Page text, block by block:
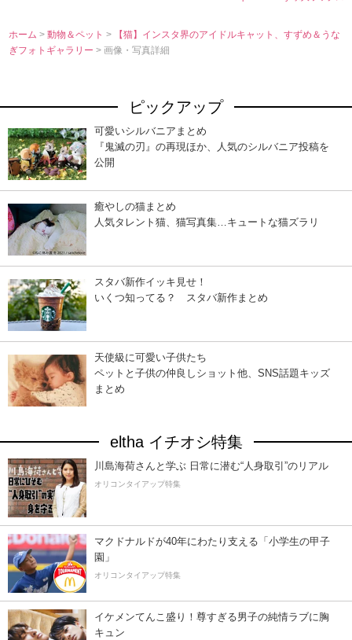
ホーム >動物＆ペット>
【猫】インスタ界のアイドルキャット、すずめ＆うな
ぎフォトギャラリー> 画像・写真詳細
ピックアップ
可愛いシルバニアまとめ
『鬼滅の刃』の再現ほか、人気のシルバニア投稿を
公開
癒やしの猫まとめ
人気タレント猫、猫写真集…キュートな猫ズラリ
スタバ新作イッキ見せ！
いくつ知ってる？ スタバ新作まとめ
天使級に可愛い子供たち
ペットと子供の仲良しショット他、SNS話題キッズ
まとめ
eltha イチオシ特集
川島海荷さんと学ぶ 日常に潜む“人身取引”のリアル
オリコンタイアップ特集
マクドナルドが40年にわたり支える「小学生の甲子
園」
オリコンタイアップ特集
イケメンてんこ盛り！尊すぎる男子の純情ラブに胸
キュン